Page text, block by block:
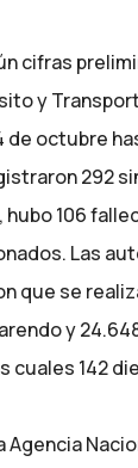
cifras
y
de octubre
292
hubo 106
Las
que se
y
cuales 142
Agencia